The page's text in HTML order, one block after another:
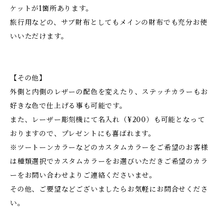
ケットが1箇所あります。
旅行用などの、サブ財布としてもメインの財布でも充分お使
いいただけます。
【その他】
外側と内側のレザーの配色を変えたり、ステッチカラーもお
好きな色で仕上げる事も可能です。
また、レーザー彫刻機にて名入れ（¥200）も可能となって
おりますので、プレゼントにも喜ばれます。
※ツートーンカラーなどのカスタムカラーをご希望のお客様
は種類選択でカスタムカラーをお選びいただきご希望のカラ
ーをお問い合わせよりご連絡くださいませ。
その他、ご要望などございましたらお気軽にお問合せくださ
い。